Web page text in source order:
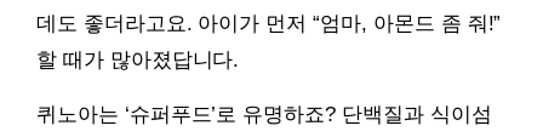
데도 좋더라고요. 아이가 먼저 “엄마, 아몬드 좀 줘!”
할 때가 많아졌답니다.
퀴노아는 ‘슈퍼푸드’로 유명하죠? 단백질과 식이섬